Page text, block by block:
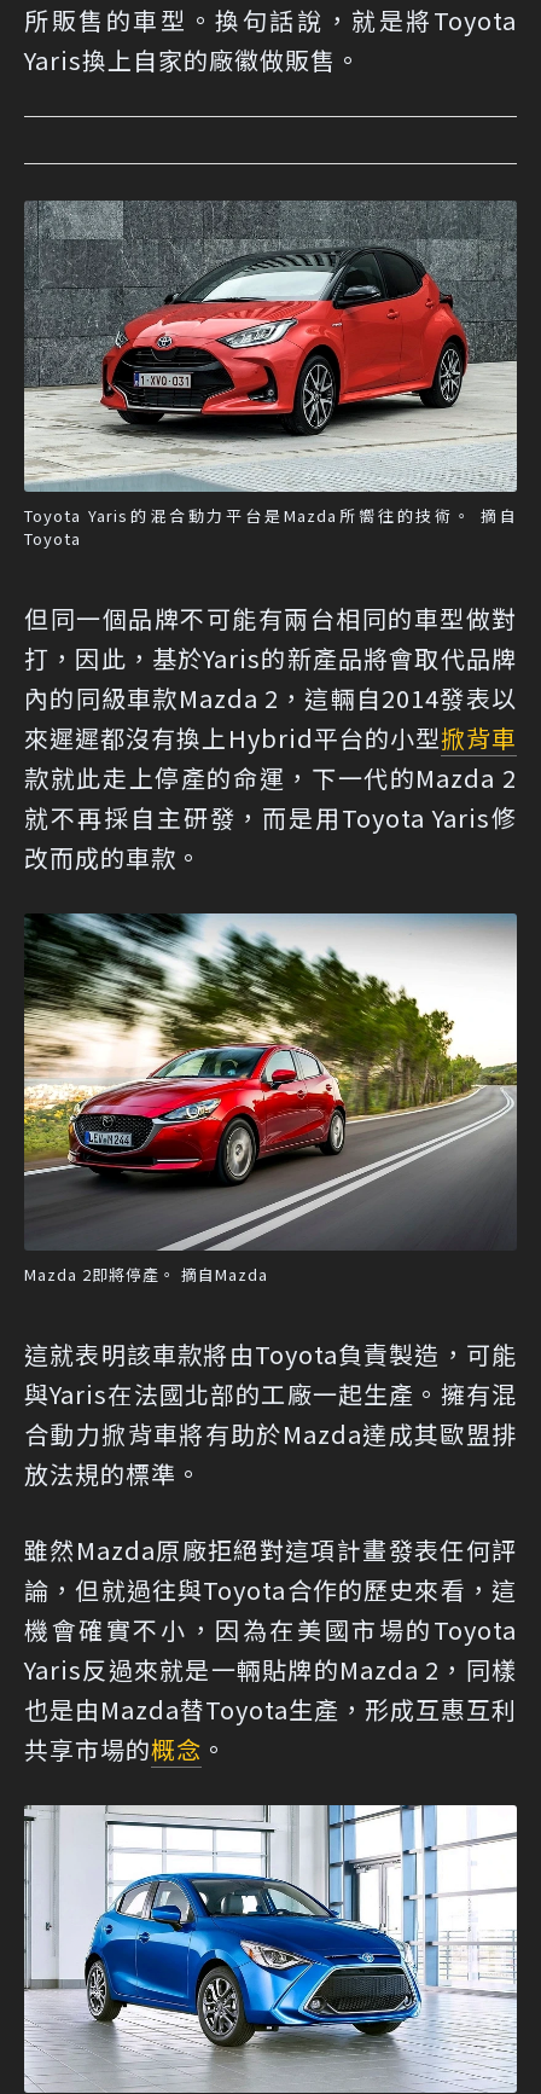
所販售的車型。換句話說，就是將Toyota
Yaris換上自家的廠徽做販售。
Toyota Yaris的混合動力平台是Mazda所嚮往的技術。 摘自
Toyota
但同一個品牌不可能有兩台相同的車型做對
打，因此，基於Yaris的新產品將會取代品牌
內的同級車款Mazda 2，這輛自2014發表以
來遲遲都沒有換上Hybrid平台的小型掀背車
款就此走上停產的命運，下一代的Mazda 2
就不再採自主研發，而是用Toyota Yaris修
改而成的車款。
Mazda 2即將停產。 摘自Mazda
這就表明該車款將由Toyota負責製造，可能
與Yaris在法國北部的工廠一起生產。擁有混
合動力掀背車將有助於Mazda達成其歐盟排
放法規的標準。
雖然Mazda原廠拒絕對這項計畫發表任何評
論，但就過往與Toyota合作的歷史來看，這
機會確實不小，因為在美國市場的Toyota
Yaris反過來就是一輛貼牌的Mazda 2，同樣
也是由Mazda替Toyota生產，形成互惠互利
共享市場的概念 。